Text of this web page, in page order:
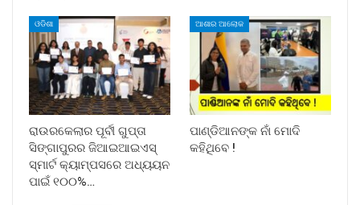
ଓଡିଶା
ରାଉରକେଲାର ପୂର୍ବୀ ଗୁପ୍ତା
ସିଙ୍ଗାପୁରର ଜିଆଇଆଇଏସ୍
ସ୍ମାର୍ଟ କ୍ୟାମ୍ପସରେ ଅଧ୍ୟୟନ
ପାଇଁ ୧୦୦%…
ଆଶାର ଆଲୋକ
ପାଣ୍ଡିଆନଙ୍କ ନାଁ ମୋଦି
କହିଥିବେ !